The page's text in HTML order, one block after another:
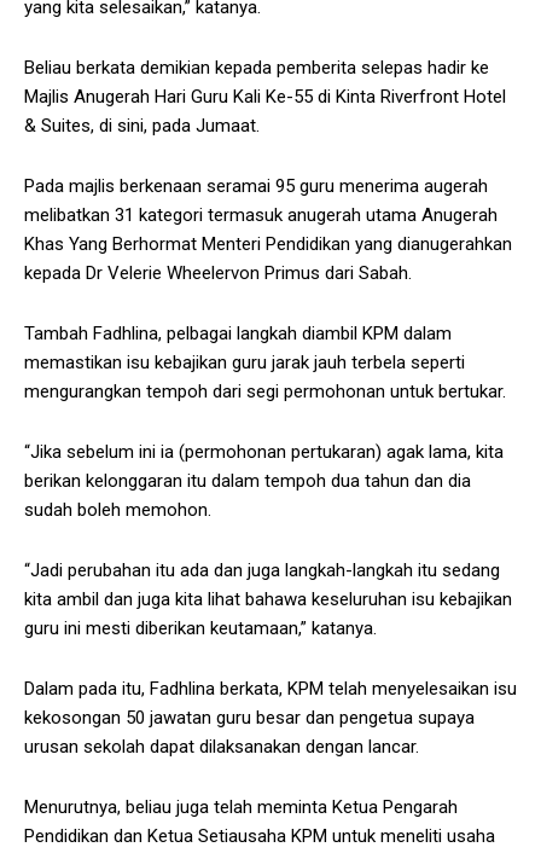
yang kita selesaikan,” katanya.
Beliau berkata demikian kepada pemberita selepas hadir ke
Majlis Anugerah Hari Guru Kali Ke-55 di Kinta Riverfront Hotel
& Suites, di sini, pada Jumaat.
Pada majlis berkenaan seramai 95 guru menerima augerah
melibatkan 31 kategori termasuk anugerah utama Anugerah
Khas Yang Berhormat Menteri Pendidikan yang dianugerahkan
kepada Dr Velerie Wheelervon Primus dari Sabah.
Tambah Fadhlina, pelbagai langkah diambil KPM dalam
memastikan isu kebajikan guru jarak jauh terbela seperti
mengurangkan tempoh dari segi permohonan untuk bertukar.
“Jika sebelum ini ia (permohonan pertukaran) agak lama, kita
berikan kelonggaran itu dalam tempoh dua tahun dan dia
sudah boleh memohon.
“Jadi perubahan itu ada dan juga langkah-langkah itu sedang
kita ambil dan juga kita lihat bahawa keseluruhan isu kebajikan
guru ini mesti diberikan keutamaan,” katanya.
Dalam pada itu, Fadhlina berkata, KPM telah menyelesaikan isu
kekosongan 50 jawatan guru besar dan pengetua supaya
urusan sekolah dapat dilaksanakan dengan lancar.
Menurutnya, beliau juga telah meminta Ketua Pengarah
Pendidikan dan Ketua Setiausaha KPM untuk meneliti usaha